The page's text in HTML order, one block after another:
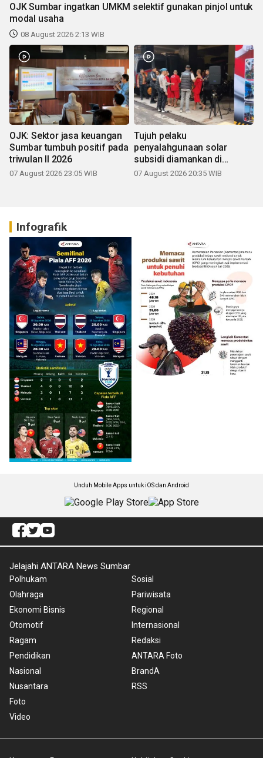
OJK Sumbar ingatkan UMKM selektif gunakan pinjol untuk
modal usaha
08 August 2026 2:13 WIB
OJK: Sektor jasa keuangan
Sumbar tumbuh positif pada
triwulan II 2026
07 August 2026 23:05 WIB
Tujuh pelaku
penyalahgunaan solar
subsidi diamankan di
Sumbar
07 August 2026 20:35 WIB
Infografik
Unduh Mobile Apps untuk iOS dan Android
Jelajahi ANTARA News Sumbar
Polhukam
Olahraga
Ekonomi Bisnis
Otomotif
Ragam
Pendidikan
Nasional
Nusantara
Foto
Video
Sosial
Pariwisata
Regional
Internasional
Redaksi
ANTARA Foto
BrandA
RSS